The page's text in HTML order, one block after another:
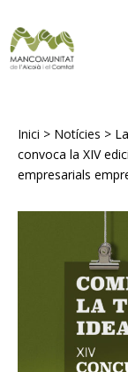
Inici > Notícies >
convoca la XIV
empresarials